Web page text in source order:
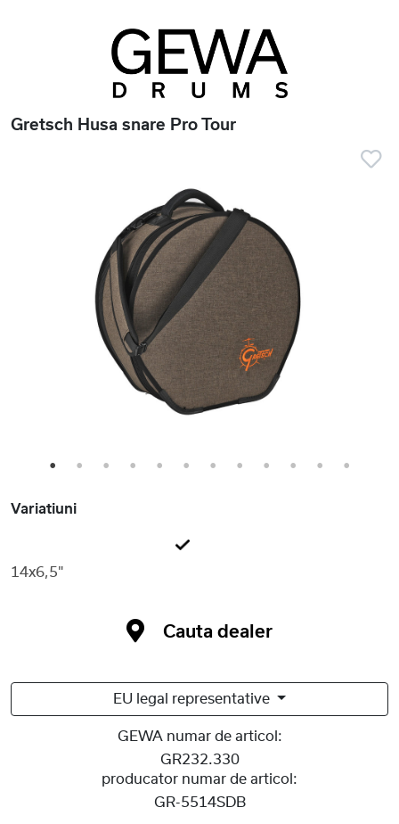
Gretsch Husa snare Pro Tour
1 2 3 4 5 6 7 8 9 10 11 12
Variatiuni
14x6,5"
Cauta dealer
EU legal representative
GEWA numar de articol:
GR232.330
producator numar de articol:
GR-5514SDB